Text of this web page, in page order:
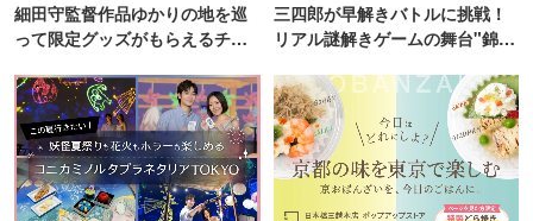
細田守監督作品ゆかりの地を巡
って限定グッズがもらえるチャ
三四郎が早解きバトルに挑戦！
リアル謎解きゲームの舞台"錦糸